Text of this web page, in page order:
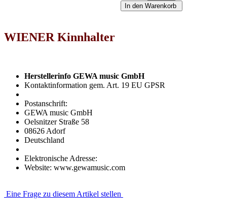
WIENER Kinnhalter
Herstellerinfo GEWA music GmbH
Kontaktinformation gem. Art. 19 EU GPSR
Postanschrift:
GEWA music GmbH
Oelsnitzer Straße 58
08626 Adorf
Deutschland
Elektronische Adresse:
Website: www.gewamusic.com
Eine Frage zu diesem Artikel stellen